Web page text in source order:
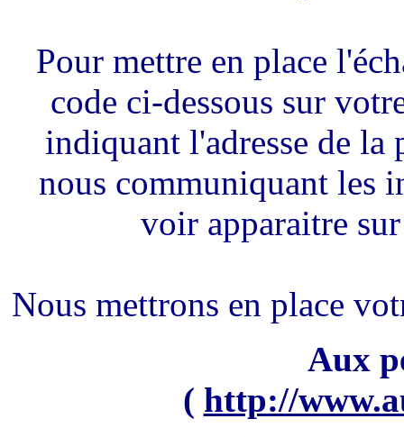
Pour mettre en place
code ci-dessous sur
indiquant l'adresse de la
nous communiquant les
voir apparaitre
Nous mettrons en place
Aux
( http://